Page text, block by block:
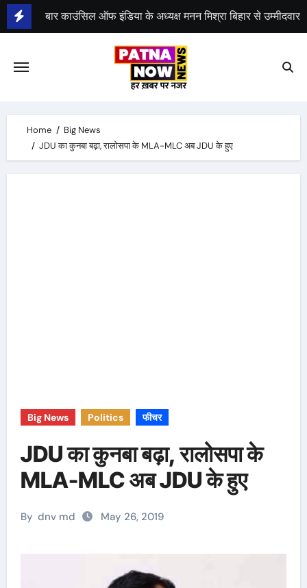
Skip
to
भीम सेना का 21 अगस्त को भारत बंद, राजद का बंद को समर्थन
Home
Big News
JDU का कुनबा बढ़ा, रालोसपा के MLA-MLC अब JDU के हुए
Big News Politics फीचर
JDU का कुनबा बढ़ा, रालोसपा के
MLA-MLC अब JDU के हुए
By dnv md May 26, 2019